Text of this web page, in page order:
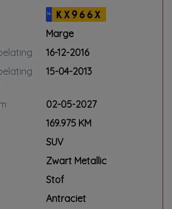
bij aflevering
professionele poetsbeurt
met dit pakket €195,-
zijn
NL
KX966X
Marge
16-12-2016
15-04-2013
02-05-2027
169.975 KM
SUV
Zwart Metallic
Stof
Antraciet